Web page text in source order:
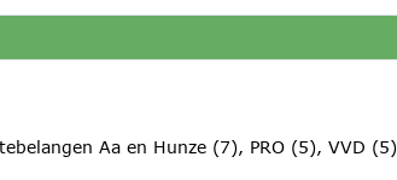
Aa en Hunze (7), PRO (5), VVD (5)